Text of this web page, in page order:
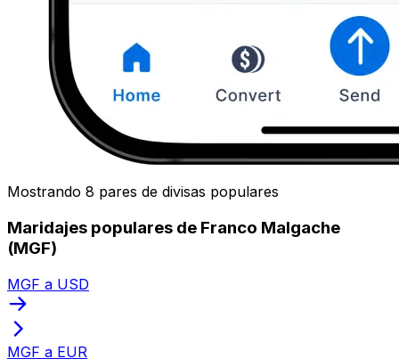
Mostrando 8 pares de divisas populares
Maridajes populares de Franco Malgache
(MGF)
MGF a USD
MGF a EUR